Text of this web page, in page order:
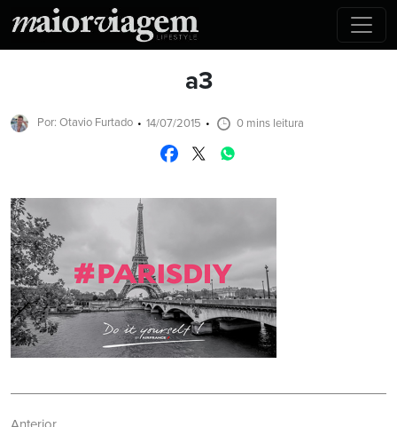
a3
Por: Otavio Furtado 14/07/2015 0 mins leitura